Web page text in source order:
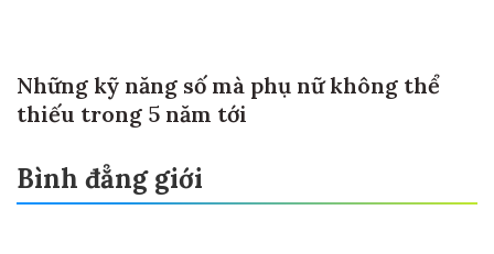
Những kỹ năng số mà phụ nữ không thể
thiếu trong 5 năm tới
Bình đẳng giới